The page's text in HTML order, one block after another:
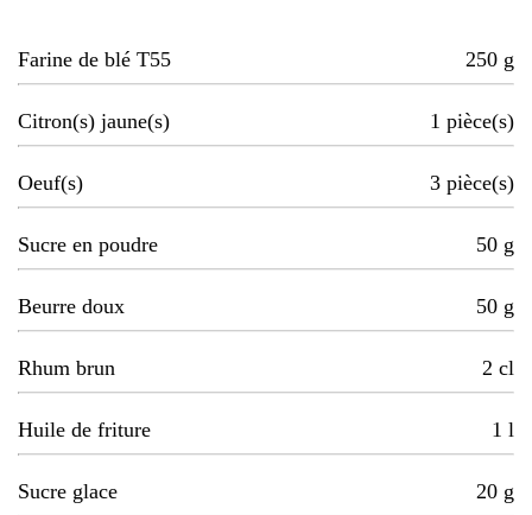
Farine de blé T55 250 g
Citron(s) jaune(s) 1 pièce(s)
Oeuf(s) 3 pièce(s)
Sucre en poudre 50 g
Beurre doux 50 g
Rhum brun 2 cl
Huile de friture 1 l
Sucre glace 20 g